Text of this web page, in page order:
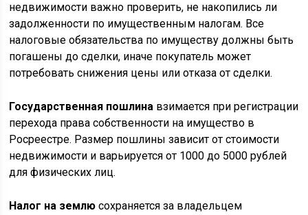
недвижимости важно проверить, не накопились ли
задолженности по имущественным налогам. Все
налоговые обязательства по имуществу должны быть
погашены до сделки, иначе покупатель может
потребовать снижения цены или отказа от сделки.
Государственная пошлина взимается при регистрации
перехода права собственности на имущество в
Росреестре. Размер пошлины зависит от стоимости
недвижимости и варьируется от 1000 до 5000 рублей
для физических лиц.
Налог на землю сохраняется за владельцем